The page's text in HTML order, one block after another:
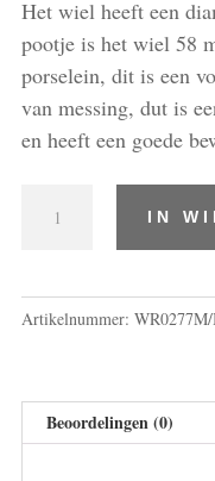
Het wiel heeft een
pootje is het wiel 58
porselein, dit is een
van messing, dut is
en heeft een goede
aantal
IN
Artikelnummer: WR0277M/
Beoordelingen (0)